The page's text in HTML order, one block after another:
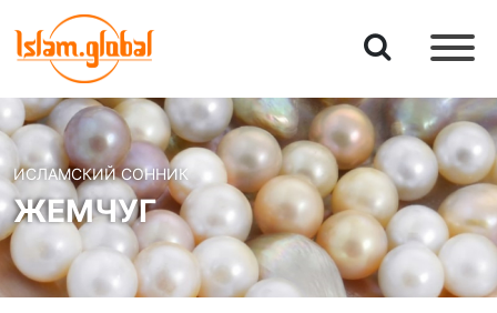
ИСЛАМСКИЙ СОННИК
ЖЕМЧУГ